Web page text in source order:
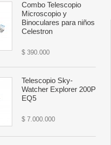
Combo Telescopio
Microscopio y
Binoculares para niños
Celestron
$ 390.000
Telescopio Sky-
Watcher Explorer 200P
EQ5
$ 7.000.000